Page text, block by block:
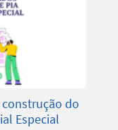
do
Especial